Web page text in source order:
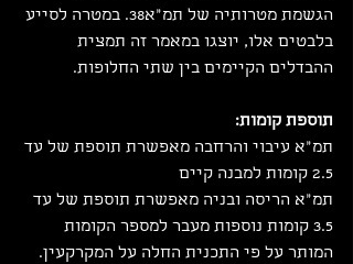
הגשמת מטרותיה של תמ"א38. במטרה לסייע
בלבטים אלו, יוצגו במאמר זה תמצית
ההבדלים הקיימים בין שתי החלופות.
תוספת קומות:
תמ"א עיבוי והרחבה מאפשרת תוספת של עד
2.5 קומות למבנה קיים
תמ"א הריסה ובניה מאפשרת תוספת של עד
3.5 קומות נוספות מעבר למספר הקומות
המותר על פי התכנית החלה על המקרקעין.